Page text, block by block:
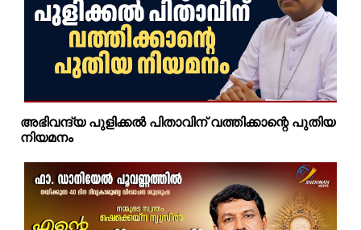
അഭിവന്ദ്യ പുളിക്കൽ പിതാവിന് വത്തിക്കാന്റെ പുതിയ
നിയമനം